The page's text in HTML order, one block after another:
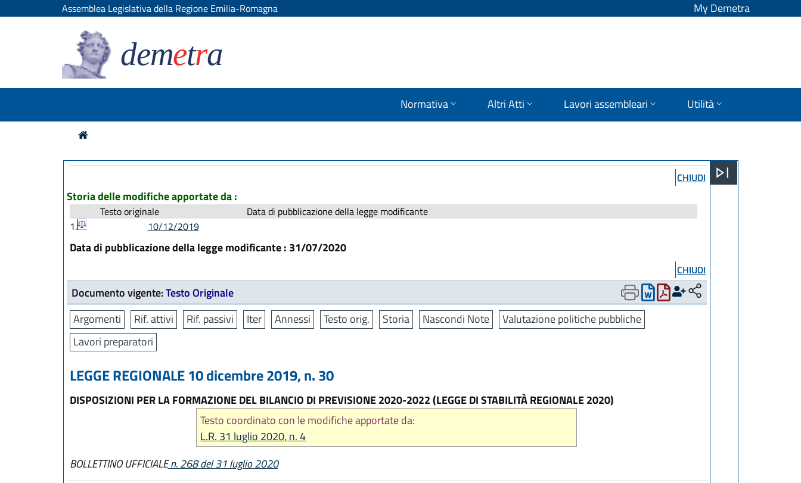
Assemblea Legislativa della Regione Emilia-Romagna My Demetra
demetra
Normativa Altri Atti Lavori assembleari Utilità
CHIUDI
Storia delle modifiche apportate da :
Testo originale
Data di pubblicazione della legge modificante
1.
10/12/2019
Data di pubblicazione della legge modificante : 31/07/2020
CHIUDI
Documento vigente:Testo Originale
Argomenti
Rif. attivi Rif. passivi Iter Annessi Testo orig. Storia Nascondi Note
Valutazione politiche pubbliche
Lavori preparatori
LEGGE REGIONALE 10 dicembre 2019, n. 30
DISPOSIZIONI PER LA FORMAZIONE DEL BILANCIO DI PREVISIONE 2020-2022 (LEGGE DI STABILITÀ REGIONALE 2020)
Testo coordinato con le modifiche apportate da:
L.R. 31 luglio 2020, n. 4
BOLLETTINO UFFICIALEn. 268 del 31 luglio 2020